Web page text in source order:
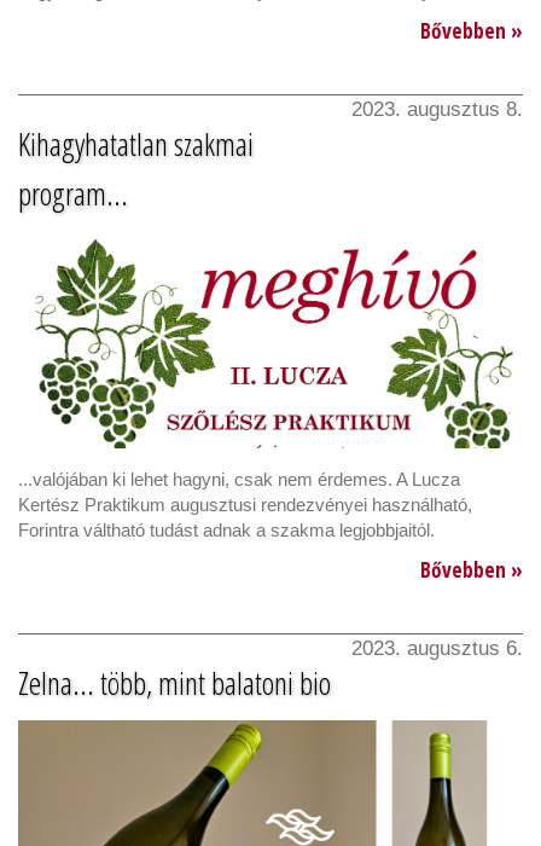
Bővebben »
2023. augusztus 8.
Kihagyhatatlan szakmai
program...
...valójában ki lehet hagyni, csak nem érdemes. A Lucza
Kertész Praktikum augusztusi rendezvényei használható,
Forintra váltható tudást adnak a szakma legjobbjaitól.
Bővebben »
2023. augusztus 6.
Zelna... több, mint balatoni bio